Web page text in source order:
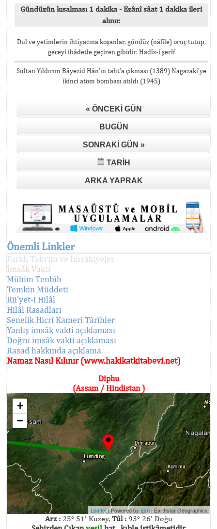
Gündüzün kısalması 1 dakika - Ezânî sâat 1 dakika ileri
alınır.
Dul ve yetimlerin ihtiyacına koşanlar, gündüz (nâfile) oruç tutup,
geceyi ibâdetle geçiren gibidir. Hadîs-i şerîf
Sultan Yıldırım Bâyezid Hân’ın taht’a çıkması (1389) Nagazaki’ye
ikinci atom bombası atıldı (1945)
« ÖNCEKI GÜN
BUGÜN
SONRAKI GÜN »
TARIH
ARKA YAPRAK
Önemli Linkler
Farklı Takvim ve İmsâkiyeler
İmsâk Vakti
Mühim Tenbîh
Temkin Müddeti
Rü'yet-i Hilâl
Hilâl Rasadları
Senelik Hicrî Kamerî Târîhler
Yanlış imsâk vakti açıklaması
Doğru imsâk vakti açıklaması
Rasad hakkında açıklama
Namaz Nasıl Kılınır (www.hakikatkitabevi.net)
Diphu
(Assam / Hindistan )
+
−
Leaflet| Powered by Esri |Earthstar Geographics
Arz :25° 51' Kuzey, Tûl :93° 26' Doğu